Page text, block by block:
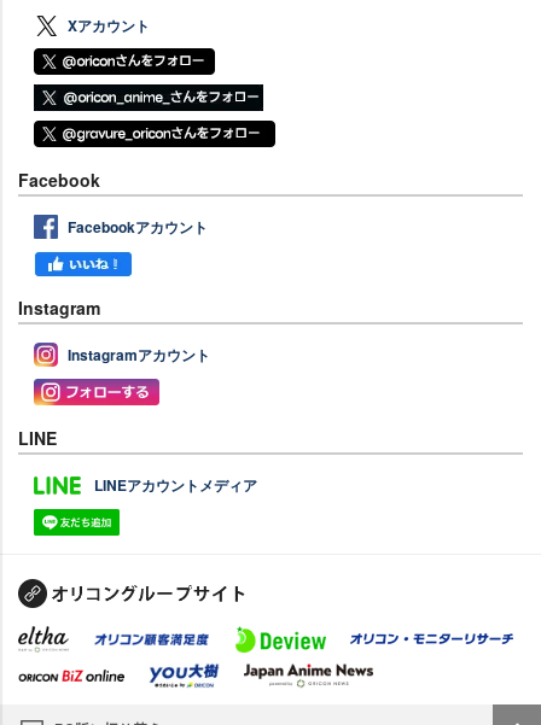
Xアカウント
Facebook
Facebookアカウント
Instagram
Instagramアカウント
LINE
LINEアカウントメディア